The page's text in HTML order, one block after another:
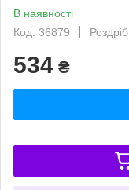
В наявності
Код: 36879
Роздріб
534 ₴